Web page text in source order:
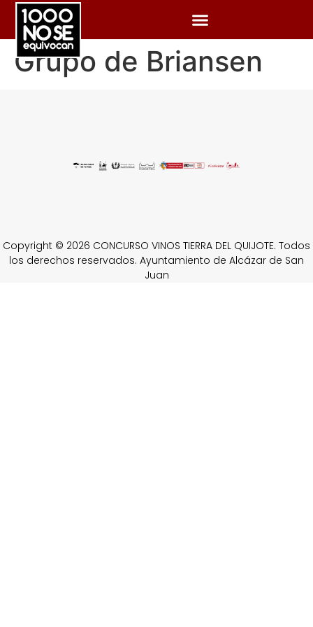
Grupo de Briansen
Copyright © 2026 CONCURSO VINOS TIERRA DEL QUIJOTE. Todos
los derechos reservados. Ayuntamiento de Alcázar de San
Juan